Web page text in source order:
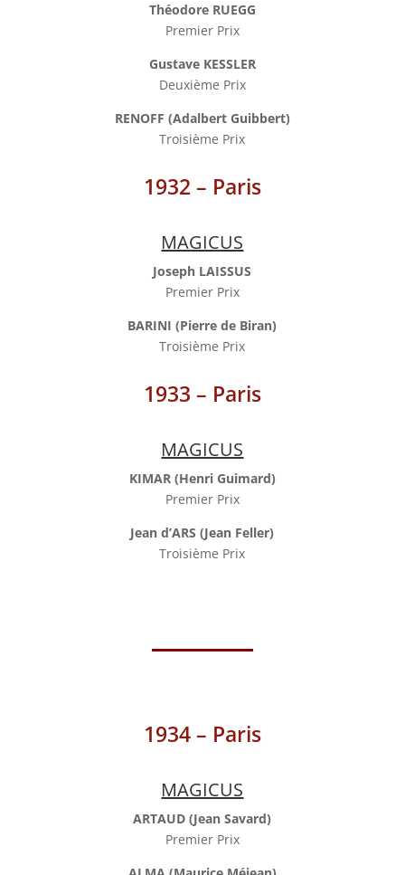
Théodore RUEGG
Premier Prix
Gustave KESSLER
Deuxième Prix
RENOFF (Adalbert Guibbert)
Troisième Prix
1932 – Paris
MAGICUS
Joseph LAISSUS
Premier Prix
BARINI (Pierre de Biran)
Troisième Prix
1933 – Paris
MAGICUS
KIMAR (Henri Guimard)
Premier Prix
Jean d’ARS (Jean Feller)
Troisième Prix
1934 – Paris
MAGICUS
ARTAUD (Jean Savard)
Premier Prix